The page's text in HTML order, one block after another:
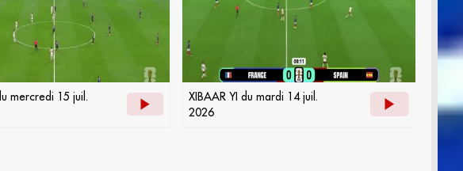
mercredi 15 juil.
XIBAAR YI du mardi 14 juil.
2026